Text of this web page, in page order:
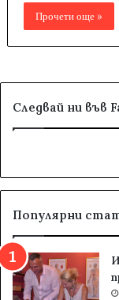
Прочети още »
Следвай ни във
Популярни